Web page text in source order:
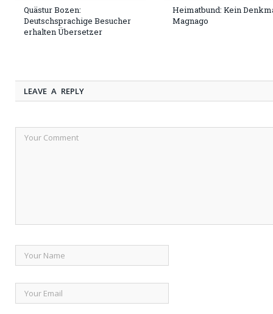
Quästur Bozen:
Deutschsprachige Besucher
erhalten Übersetzer
Heimatbund: Kein
Magnago
LEAVE A REPLY